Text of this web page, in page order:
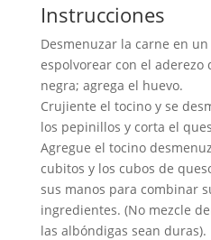
Instrucciones
Desmenuzar la carne en
espolvorear con el aderezo
negra; agrega el huevo.
Crujiente el tocino y se
los pepinillos y corta el
Agregue el tocino
cubitos y los cubos de
sus manos para combinar
ingredientes. (No mezcle
las albóndigas sean duras).